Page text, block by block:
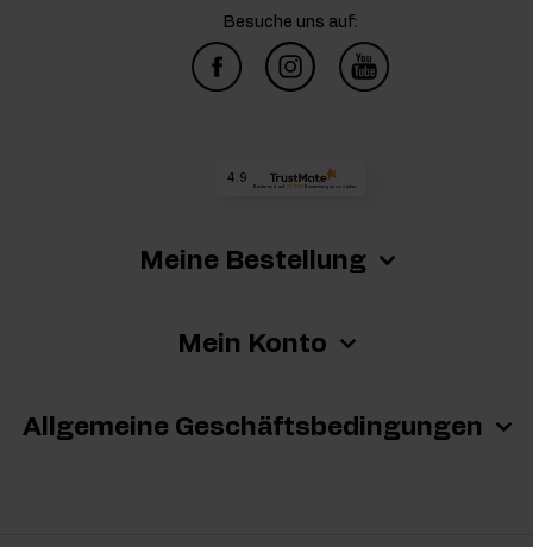
Meine Bestellung
Mein Konto
Allgemeine Geschäftsbedingungen
Besuche uns auf:
4.9
Basierend auf 73 307Bewertungen von jeher